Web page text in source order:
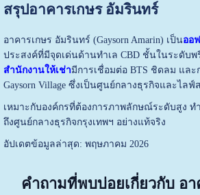
สรุปอาคารเกษร อัมรินทร์
อาคารเกษร อัมรินทร์ (Gaysorn Amarin) เป็นออ
ประสงค์ที่มีจุดเด่นด้านทำเล CBD ชั้นในระดับพ
สำนักงานให้เช่ามีการเชื่อมต่อ BTS ชิดลม แล
Gaysorn Village ซึ่งเป็นศูนย์กลางธุรกิจและไล
เหมาะกับองค์กรที่ต้องการภาพลักษณ์ระดับสูง ท
ถึงศูนย์กลางธุรกิจกรุงเทพฯ อย่างแท้จริง
อัปเดตข้อมูลล่าสุด: พฤษภาคม 2026
คำถามที่พบบ่อยเกี่ยวกับ อ